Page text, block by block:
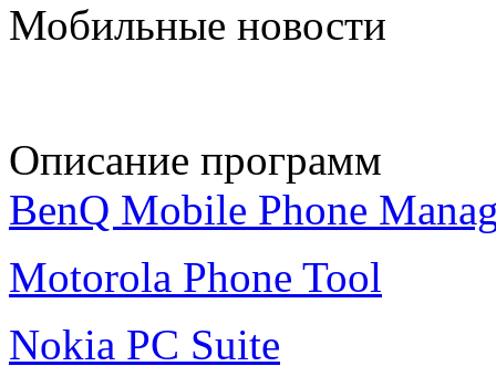
Мобильные новости
Описание программ
BenQ Mobile Phone
Motorola Phone Tool
Nokia PC Suite